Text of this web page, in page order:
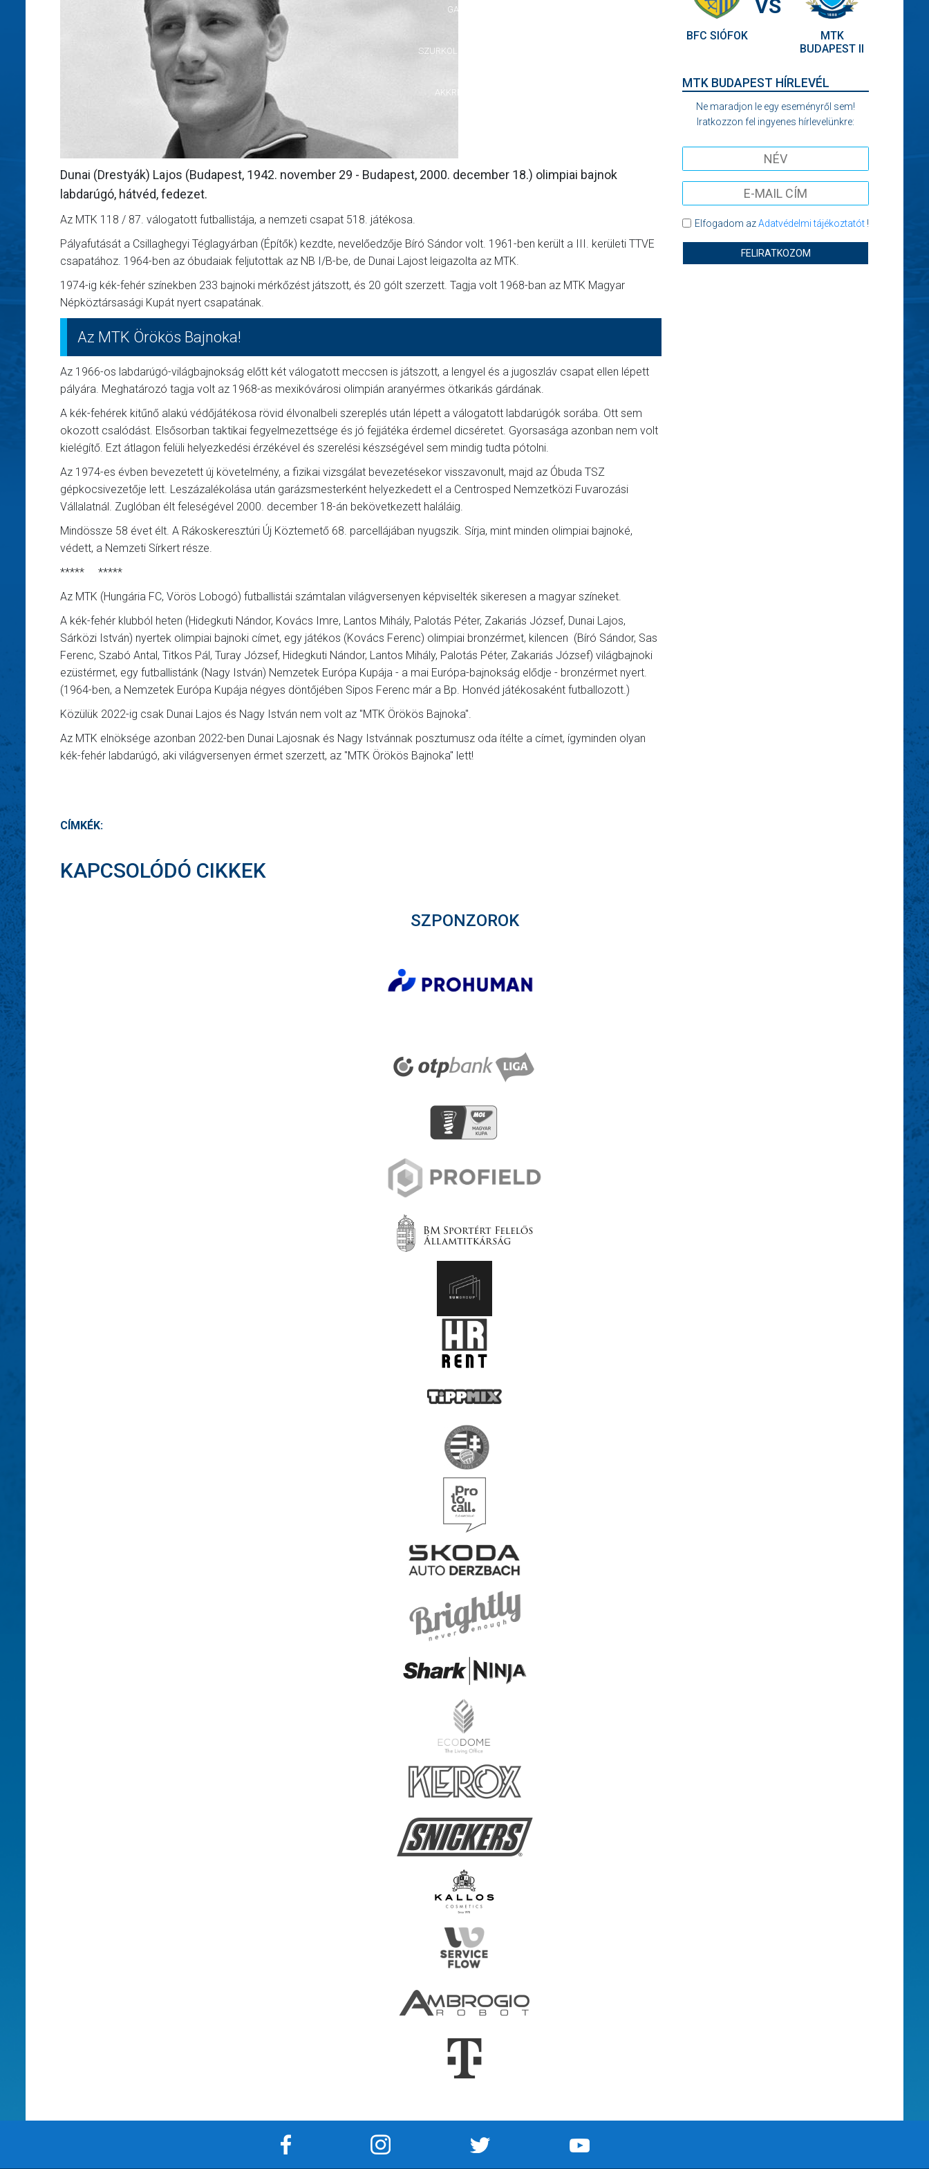
GALÉRIA
SZURKOLÓI ÉLMÉNYEK
AKKREDITÁCIÓ
Dunai (Drestyák) Lajos (Budapest, 1942. november 29 - Budapest, 2000. december 18.) olimpiai bajnok
labdarúgó, hátvéd, fedezet.
Az MTK 118 / 87. válogatott futballistája, a nemzeti csapat 518. játékosa.
Pályafutását a Csillaghegyi Téglagyárban (Építők) kezdte, nevelőedzője Bíró Sándor volt. 1961-ben került a III. kerületi TTVE
csapatához. 1964-ben az óbudaiak feljutottak az NB I/B-be, de Dunai Lajost leigazolta az MTK.
1974-ig kék-fehér színekben 233 bajnoki mérkőzést játszott, és 20 gólt szerzett. Tagja volt 1968-ban az MTK Magyar
Népköztársasági Kupát nyert csapatának.
Az MTK Örökös Bajnoka!
Az 1966-os labdarúgó-világbajnokság előtt két válogatott meccsen is játszott, a lengyel és a jugoszláv csapat ellen lépett
pályára. Meghatározó tagja volt az 1968-as mexikóvárosi olimpián aranyérmes ötkarikás gárdának.
A kék-fehérek kitűnő alakú védőjátékosa rövid élvonalbeli szereplés után lépett a válogatott labdarúgók sorába. Ott sem
okozott csalódást. Elsősorban taktikai fegyelmezettsége és jó fejjátéka érdemel dicséretet. Gyorsasága azonban nem volt
kielégítő. Ezt átlagon felüli helyezkedési érzékével és szerelési készségével sem mindig tudta pótolni.
Az 1974-es évben bevezetett új követelmény, a fizikai vizsgálat bevezetésekor visszavonult, majd az Óbuda TSZ
gépkocsivezetője lett. Leszázalékolása után garázsmesterként helyezkedett el a Centrosped Nemzetközi Fuvarozási
Vállalatnál. Zuglóban élt feleségével 2000. december 18-án bekövetkezett haláláig.
Mindössze 58 évet élt. A Rákoskeresztúri Új Köztemető 68. parcellájában nyugszik. Sírja, mint minden olimpiai bajnoké,
védett, a Nemzeti Sírkert része.
***** *****
Az MTK (Hungária FC, Vörös Lobogó) futballistái számtalan világversenyen képviselték sikeresen a magyar színeket.
A kék-fehér klubból heten (Hidegkuti Nándor, Kovács Imre, Lantos Mihály, Palotás Péter, Zakariás József, Dunai Lajos,
Sárközi István) nyertek olimpiai bajnoki címet, egy játékos (Kovács Ferenc) olimpiai bronzérmet, kilencen (Bíró Sándor, Sas
Ferenc, Szabó Antal, Titkos Pál, Turay József, Hidegkuti Nándor, Lantos Mihály, Palotás Péter, Zakariás József) világbajnoki
ezüstérmet, egy futballistánk (Nagy István) Nemzetek Európa Kupája - a mai Európa-bajnokság elődje - bronzérmet nyert.
(1964-ben, a Nemzetek Európa Kupája négyes döntőjében Sipos Ferenc már a Bp. Honvéd játékosaként futballozott.)
Közülük 2022-ig csak Dunai Lajos és Nagy István nem volt az "MTK Örökös Bajnoka".
Az MTK elnöksége azonban 2022-ben Dunai Lajosnak és Nagy Istvánnak posztumusz oda ítélte a címet, ígyminden olyan
kék-fehér labdarúgó, aki világversenyen érmet szerzett, az "MTK Örökös Bajnoka" lett!
CÍMKÉK:
KAPCSOLÓDÓ CIKKEK
BFC SIÓFOK
VS
MTK
BUDAPEST II
MTK BUDAPEST HÍRLEVÉL
Ne maradjon le egy eseményről sem!
Iratkozzon fel ingyenes hírlevelünkre:
Elfogadom azAdatvédelmi tájékoztatót!
FELIRATKOZOM
SZPONZOROK